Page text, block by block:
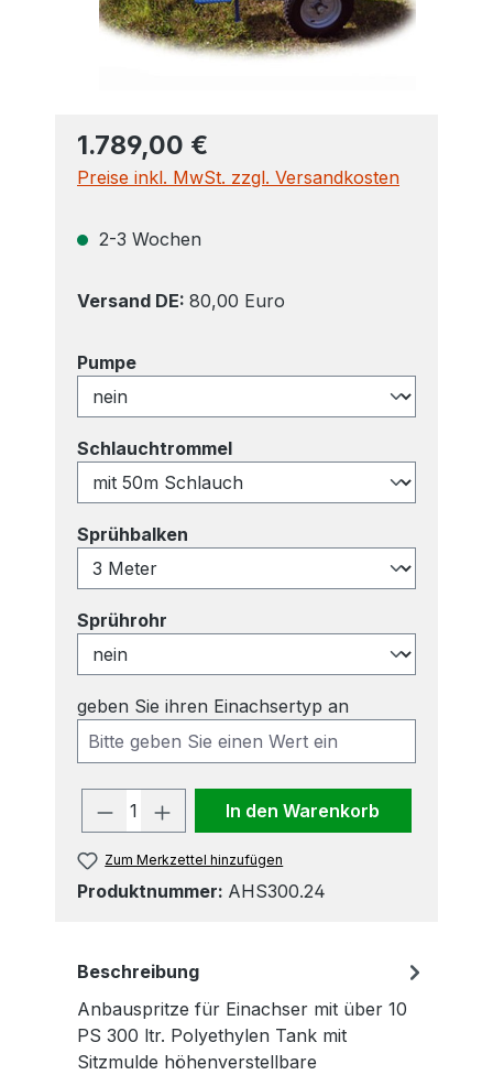
1.789,00 €
Preise inkl. MwSt. zzgl. Versandkosten
2-3 Wochen
Versand DE: 80,00 Euro
Pumpeauswählen
Schlauchtrommelauswählen
Sprühbalken
Sprührohr
geben Sie ihren Einachsertyp an
Produkt Anzahl: Gib den
In den Warenkorb
Zum Merkzettel hinzufügen
Produktnummer: AHS300.24
Beschreibung
Anbauspritze für Einachser mit über 10
PS 300 ltr. Polyethylen Tank mit
Sitzmulde höhenverstellbare